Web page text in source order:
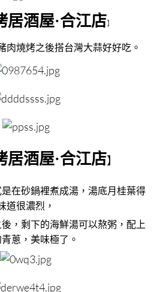
居酒屋·合江店】
肉燒烤之後搭台灣大蒜好好吃。
居酒屋·合江店】
在砂鍋裡煮成湯，湯底月桂葉得
道很濃烈，
，剩下的海鮮湯可以熬粥，配上
蔥，美味極了。